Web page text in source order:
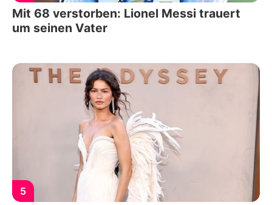
Mit 68 verstorben: Lionel Messi trauert
um seinen Vater
5